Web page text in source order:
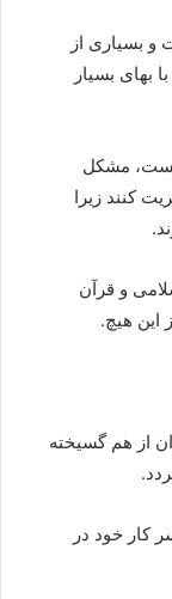
و بسیاری از
بهای بسیار
مشکل
کنند زیرا
و قرآن
این هیچ.
از هم گسیخته
کار خود در